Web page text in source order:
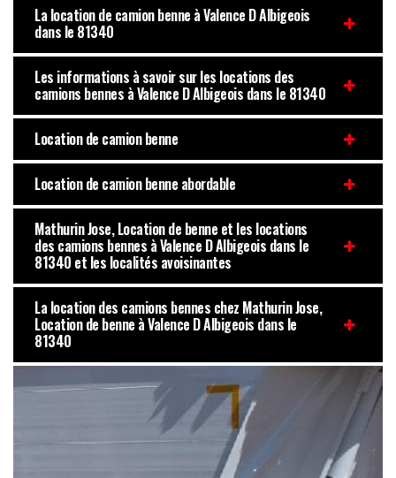
La location de camion benne à Valence D Albigeois
dans le 81340
Les informations à savoir sur les locations des
camions bennes à Valence D Albigeois dans le 81340
Location de camion benne
Location de camion benne abordable
Mathurin Jose, Location de benne et les locations
des camions bennes à Valence D Albigeois dans le
81340 et les localités avoisinantes
La location des camions bennes chez Mathurin Jose,
Location de benne à Valence D Albigeois dans le
81340